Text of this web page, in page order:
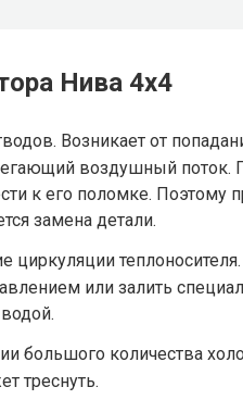
Нива 4х4
Возникает от
воздушный поток.
к его поломке. Поэтому
замена детали.
циркуляции
или залить
большого количества
треснуть.